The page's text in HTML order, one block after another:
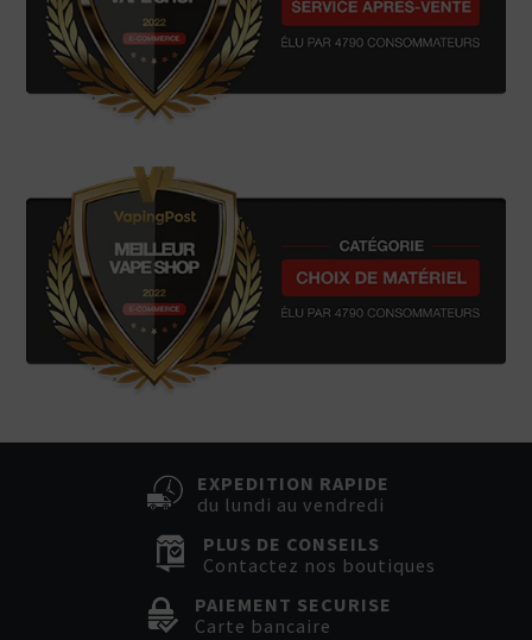
EXPEDITION RAPIDE
du lundi au vendredi
PLUS DE CONSEILS
Contactez nos boutiques
PAIEMENT SECURISE
Carte bancaire